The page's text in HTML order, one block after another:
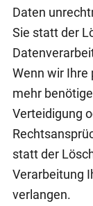
Daten
Sie statt der
Wenn wir Ihre
mehr
Verteidigung
statt der
Verarbeitung
verlangen.